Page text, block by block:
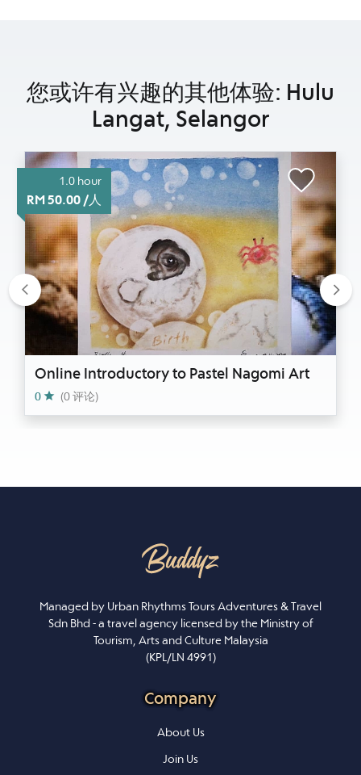
您或许有兴趣的其他体验: Hulu
Langat, Selangor
1.0 hour
RM 50.00 /人
Online Introductory to Pastel Nagomi Art
0 (0 评论)
Previous
Managed by Urban Rhythms Tours Adventures & Travel
Sdn Bhd - a travel agency licensed by the Ministry of
Tourism, Arts and Culture Malaysia
(KPL/LN 4991)
Company
About Us
Join Us